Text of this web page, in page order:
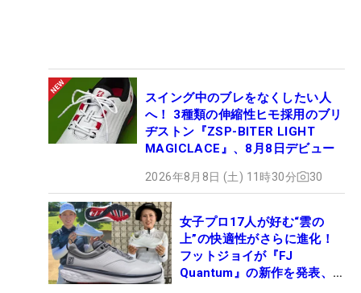
スイング中のブレをなくしたい人
へ！ 3種類の伸縮性ヒモ採用のブリ
ヂストン『ZSP-BITER LIGHT
MAGICLACE』、8月8日デビュー
2026年8月8日 (土) 11時30分 30
女子プロ17人が好む“雲の
上”の快適性がさらに進化！
フットジョイが『FJ
Quantum』の新作を発表、8